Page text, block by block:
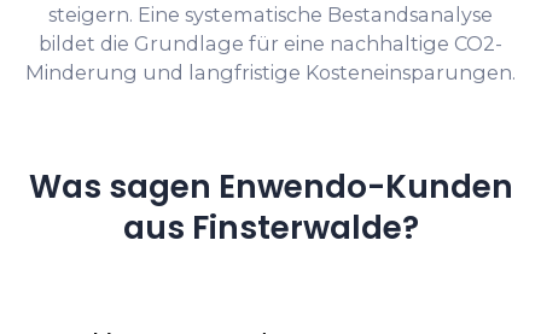
steigern. Eine systematische Bestandsanalyse
bildet die Grundlage für eine nachhaltige CO2-
Minderung und langfristige Kosteneinsparungen.
Was sagen Enwendo-Kunden
aus Finsterwalde?